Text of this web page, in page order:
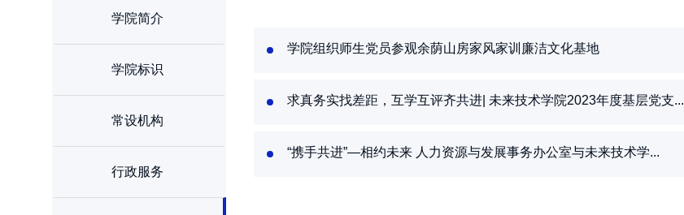
学院简介
学院标识
常设机构
行政服务
学院组织师生党员参观余荫山房家风家训廉洁文化基地
求真务实找差距，互学互评齐共进| 未来技术学院2023年度基层党支...
“携手共进”—相约未来 人力资源与发展事务办公室与未来技术学...